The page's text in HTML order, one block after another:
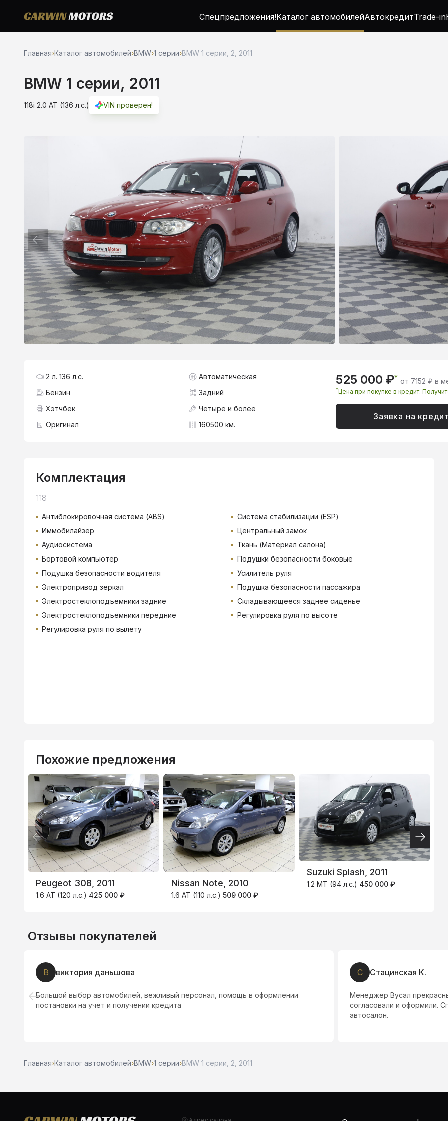
Спецпредложения!Каталог автомобилейАвтокредитTrade-in
Главная›Каталог автомобилей›BMW›1 серии›BMW 1 серии, 2, 2011
BMW 1 серии, 2011
118i 2.0 AT (136 л.с.) VIN проверен!
525 000 ₽* от 7152 ₽ в
*Цена при покупке в кредит.
Заявка на кредит
2 л. 136 л.с.
Автоматическая
Бензин
Задний
Хэтчбек
Четыре и более
Оригинал
160500 км.
Комплектация
118
Антиблокировочная система (ABS)
Система стабилизации (ESP)
Иммобилайзер
Центральный замок
Аудиосистема
Ткань (Материал салона)
Бортовой компьютер
Подушки безопасности боковые
Подушка безопасности водителя
Усилитель руля
Электропривод зеркал
Подушка безопасности пассажира
Электростеклоподъемники задние
Складывающееся заднее сиденье
Электростеклоподъемники передние
Регулировка руля по высоте
Регулировка руля по вылету
Похожие предложения
Peugeot 308, 2011
1.6 AT (120 л.с.) 425 000 ₽
Nissan Note, 2010
1.6 AT (110 л.с.) 509 000 ₽
Suzuki Splash, 2011
1.2 MT (94 л.с.) 450 000 ₽
ВТБ
3.9%
Отзывы покупателей
В виктория даньшова
Большой выбор автомобилей, вежливый персонал, помощь в оформлении
постановки на учет и получении кредита
С Стацинская К.
Менеджер Вусал
согласовали и оформили.
автосалон.
Главная›Каталог автомобилей›BMW›1 серии›BMW 1 серии, 2, 2011